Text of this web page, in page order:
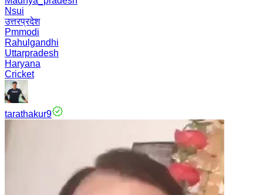
Nsui
उत्तरप्रदेश
Pmmodi
Rahulgandhi
Uttarpradesh
Haryana
Cricket
tarathakur9